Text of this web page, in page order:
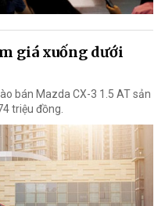
giá xuống dưới
bán Mazda CX-3 1.5 AT sản
triệu đồng.